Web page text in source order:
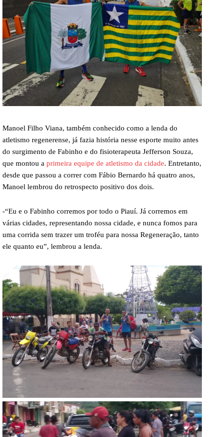
Manoel Filho Viana, também conhecido como a lenda do
atletismo regenerense, já fazia história nesse esporte muito antes
do surgimento de Fabinho e do fisioterapeuta Jefferson Souza,
que montou a primeira equipe de atletismo da cidade. Entretanto,
desde que passou a correr com Fábio Bernardo há quatro anos,
Manoel lembrou do retrospecto positivo dos dois.
-“Eu e o Fabinho corremos por todo o Piauí. Já corremos em
várias cidades, representando nossa cidade, e nunca fomos para
uma corrida sem trazer um troféu para nossa Regeneração, tanto
ele quanto eu”, lembrou a lenda.